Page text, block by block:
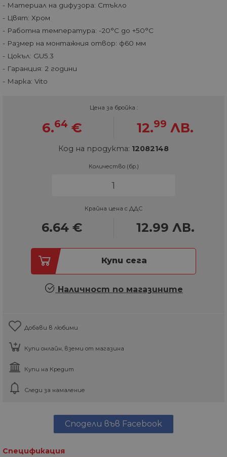
- Материал на дифузора: Стъкло
- Цвят: Хром
- Работна температура: -20°C до +50°C
- Размер на монтажния отвор: ф60 мм
- Цокъл: GU5.3
- Гаранция: 2 години
- Марка: Vito
Цена за бройка :
6.64 € 12.99 ЛВ.
Код на продукта: 12082148
Количество (бр.)
Крайна цена с ДДС
6.64 € 12.99 ЛВ.
Купи сега
Наличност по магазините
Добави в любими
Купи онлайн, вземи от магазина
Купи на Кредит
Следи за намаление
Сподели във Facebook
Спецификация